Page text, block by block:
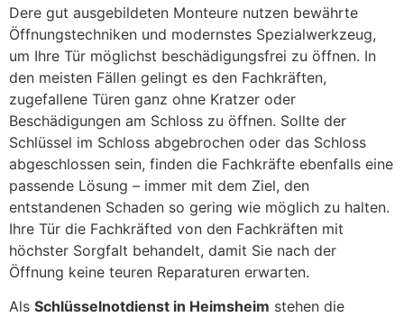
Dere gut ausgebildeten Monteure nutzen bewährte
Öffnungstechniken und modernstes Spezialwerkzeug,
um Ihre Tür möglichst beschädigungsfrei zu öffnen. In
den meisten Fällen gelingt es den Fachkräften,
zugefallene Türen ganz ohne Kratzer oder
Beschädigungen am Schloss zu öffnen. Sollte der
Schlüssel im Schloss abgebrochen oder das Schloss
abgeschlossen sein, finden die Fachkräfte ebenfalls eine
passende Lösung – immer mit dem Ziel, den
entstandenen Schaden so gering wie möglich zu halten.
Ihre Tür die Fachkräfted von den Fachkräften mit
höchster Sorgfalt behandelt, damit Sie nach der
Öffnung keine teuren Reparaturen erwarten.
Als Schlüsselnotdienst in Heimsheim stehen die